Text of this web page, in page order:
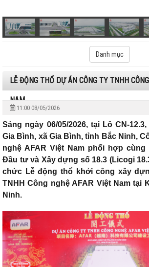
Danh mục
LỄ ĐỘNG THỔ DỰ ÁN CÔNG TY TNHH
NAM
11:00 08/05/2026
Sáng ngày 06/05/2026, tại Lô CN-
Gia Bình, xã Gia Bình, tỉnh Bắc Ninh,
nghệ AFAR Việt Nam phối hợp
Đầu tư và Xây dựng số 18.3 (Licogi
chức Lễ động thổ khởi công xây
TNHH Công nghệ AFAR Việt Nam tại
Ninh.